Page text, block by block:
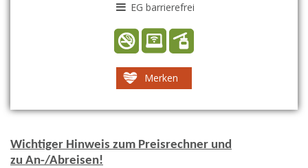
EG barrierefrei
Merken
Wichtiger Hinweis zum Preisrechner und
zu An-/Abreisen!